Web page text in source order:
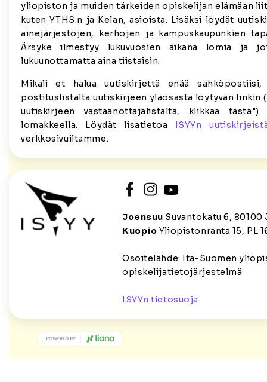
yliopiston ja muiden tärkeiden opiskelijan elämään
kuten YTHS:n ja Kelan, asioista. Lisäksi löydät
ainejärjestöjen, kerhojen ja kampuskaupunkien
Ärsyke ilmestyy lukuvuosien aikana lomia ja
lukuunottamatta aina tiistaisin.
Mikäli et halua uutiskirjettä enää
postituslistalta uutiskirjeen yläosasta löytyvän linkin
uutiskirjeen vastaanottajalistalta, klikkaa tästä")
lomakkeella. Löydät lisätietoa ISYYn
verkkosivuiltamme.
Joensuu Suvantokatu 6, 80100
Kuopio Yliopistonranta 15, PL
Osoitelähde: Itä-Suomen
opiskelijatietojärjestelmä
ISYYn tietosuoja